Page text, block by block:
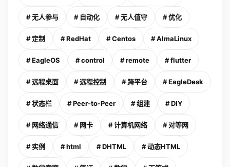
# 无人参与 # 自动化 # 无人值守 # 优化
# 定制 # RedHat # Centos # AlmaLinux
# EagleOS # control # remote # flutter
# 远程桌面 # 远程控制 # 跨平台 # EagleDesk
# 状态栏 # Peer-to-Peer # 组建 # DIY
# 网络通信 # 网卡 # 计算机网络 # 对等网
# 实例 # html # DHTML # 动态HTML